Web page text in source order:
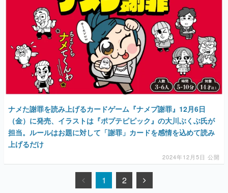
ナメた謝罪を読み上げるカードゲーム『ナメプ謝罪』12月6日
（金）に発売、イラストは『ポプテピピック』の大川ぶくぶ氏が
担当。ルールはお題に対して「謝罪」カードを感情を込めて読み
上げるだけ
2024年12月5日 公開
1 2